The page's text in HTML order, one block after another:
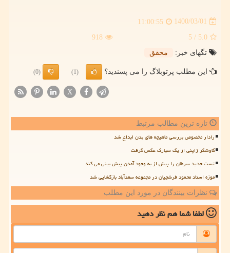
1400/03/01
11:00:55
5.0
/ 5
918
تگهای خبر:
محقق
این مطلب پرتوبلاگ را می پسندید؟ (1)
(0)
X
تازه ترین مطالب مرتبط
رادار مخصوص بررسی ماهیچه های بدن ابداع شد
کاوشگر ژاپنی از یک سیارک عکس گرفت
تست جدید سرطان را پیش از به وجود آمدن پیش بینی می کند
موزه استاد محمود فرشچیان در مجموعه سعدآباد بازگشایی شد
نظرات بینندگان در مورد این مطلب
لطفا شما همنظر دهید